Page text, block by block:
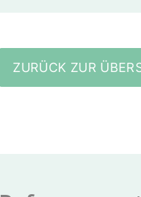
ZURÜCK ZUR